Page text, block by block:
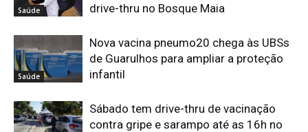
Saúde
drive-thru no Bosque Maia
Saúde
Nova vacina pneumo20 chega às UBSs
de Guarulhos para ampliar a proteção
infantil
Sábado tem drive-thru de vacinação
contra gripe e sarampo até as 16h no